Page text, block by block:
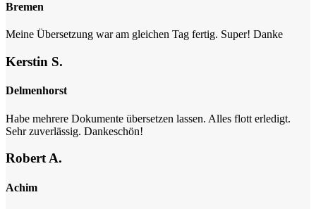
Bremen
Meine Übersetzung war am gleichen Tag fertig. Super! Danke
Kerstin S.
Delmenhorst
Habe mehrere Dokumente übersetzen lassen. Alles flott erledigt.
Sehr zuverlässig. Dankeschön!
Robert A.
Achim